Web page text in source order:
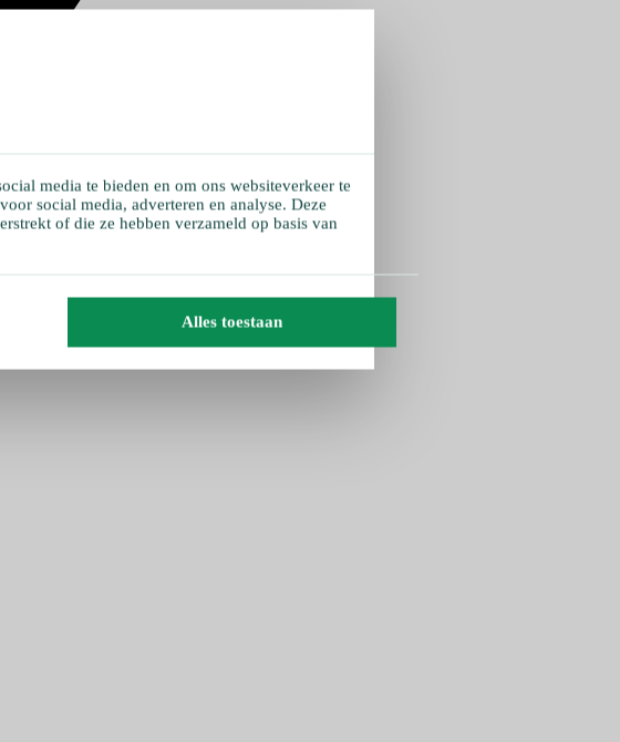
media te bieden en om ons websiteverkeer te
social media, adverteren en analyse. Deze
of die ze hebben verzameld op basis van
Alles toestaan